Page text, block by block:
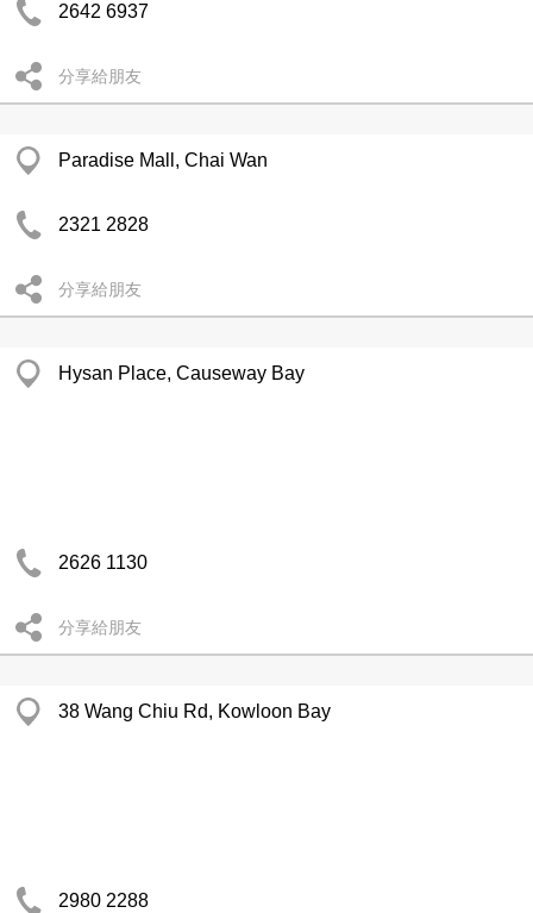
2642 6937
分享給朋友
Paradise Mall, Chai Wan
2321 2828
分享給朋友
Hysan Place, Causeway Bay
2626 1130
分享給朋友
38 Wang Chiu Rd, Kowloon Bay
2980 2288